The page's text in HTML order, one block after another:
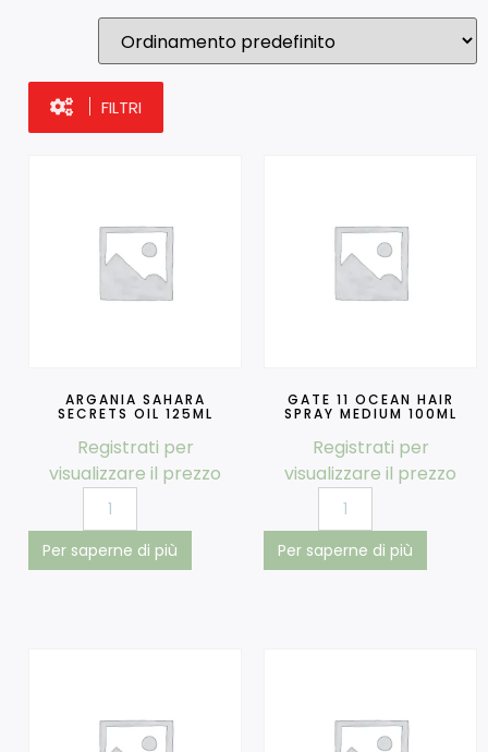
FILTRI
ARGANIA SAHARA
SECRETS OIL 125ML
Registrati per
visualizzare il prezzo
Per saperne di più
GATE 11 OCEAN HAIR
SPRAY MEDIUM 100ML
Registrati per
visualizzare il prezzo
Per saperne di più